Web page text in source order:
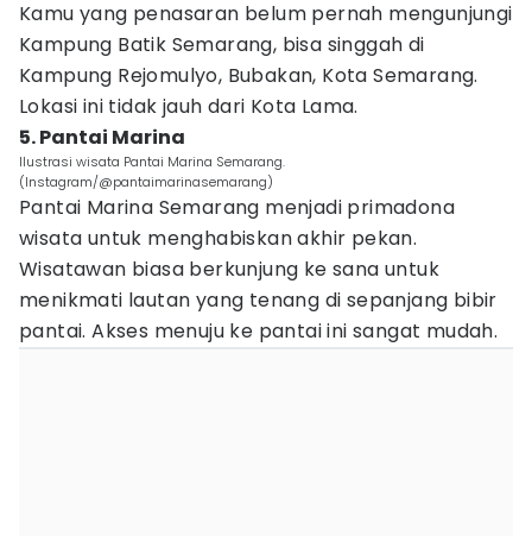
Kamu yang penasaran belum pernah mengunjungi
Kampung Batik Semarang, bisa singgah di
Kampung Rejomulyo, Bubakan, Kota Semarang.
Lokasi ini tidak jauh dari Kota Lama.
5. Pantai Marina
Ilustrasi wisata Pantai Marina Semarang.
(Instagram/@pantaimarinasemarang)
Pantai Marina Semarang menjadi primadona
wisata untuk menghabiskan akhir pekan.
Wisatawan biasa berkunjung ke sana untuk
menikmati lautan yang tenang di sepanjang bibir
pantai. Akses menuju ke pantai ini sangat mudah.